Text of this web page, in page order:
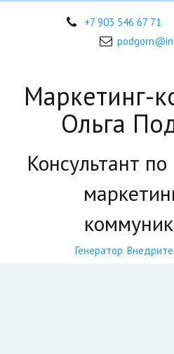
+7 903 546 67 71
Маркетинг-
Ольга
Консультант
Генератор.